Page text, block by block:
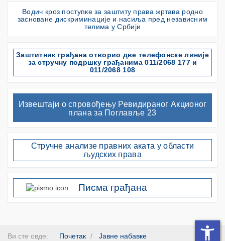
Водич кроз поступке за заштиту права жртава родно
засноване дискриминације и насиља пред независним
телима у Србији
Заштитник грађана отворио две телефонске линије
за стручну подршку грађанима 011/2068 177 и
011/2068 108
Извештаји о спровођењу Ревидираног Акционог
плана за Поглавље 23
Стручне анализе правних аката у области
људских права
Писма грађана
Ви сте овде: Почетак Јавне набавке